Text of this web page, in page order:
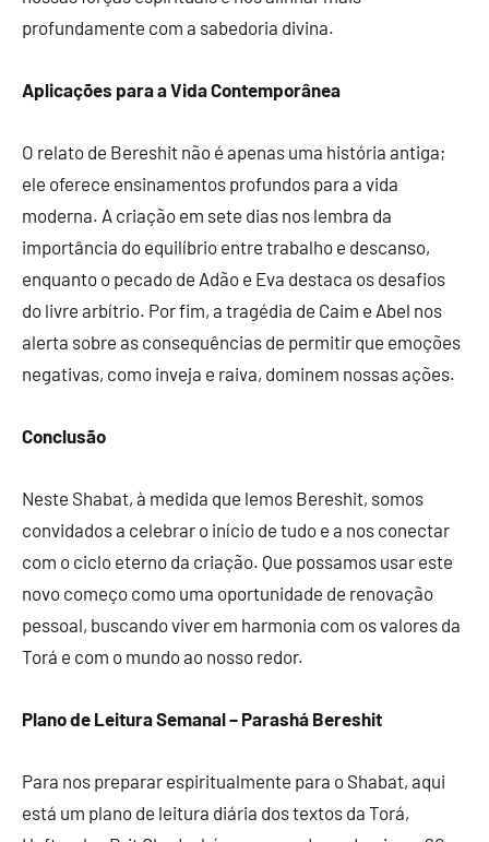
profundamente com a sabedoria divina.
Aplicações para a Vida Contemporânea
O relato de Bereshit não é apenas uma história antiga;
ele oferece ensinamentos profundos para a vida
moderna. A criação em sete dias nos lembra da
importância do equilíbrio entre trabalho e descanso,
enquanto o pecado de Adão e Eva destaca os desafios
do livre arbítrio. Por fim, a tragédia de Caim e Abel nos
alerta sobre as consequências de permitir que emoções
negativas, como inveja e raiva, dominem nossas ações.
Conclusão
Neste Shabat, à medida que lemos Bereshit, somos
convidados a celebrar o início de tudo e a nos conectar
com o ciclo eterno da criação. Que possamos usar este
novo começo como uma oportunidade de renovação
pessoal, buscando viver em harmonia com os valores da
Torá e com o mundo ao nosso redor.
Plano de Leitura Semanal – Parashá Bereshit
Para nos preparar espiritualmente para o Shabat, aqui
está um plano de leitura diária dos textos da Torá,